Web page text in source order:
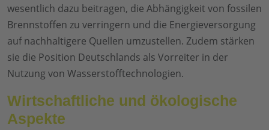
wesentlich dazu beitragen, die Abhängigkeit von fossilen
Brennstoffen zu verringern und die Energieversorgung
auf nachhaltigere Quellen umzustellen. Zudem stärken
sie die Position Deutschlands als Vorreiter in der
Nutzung von Wasserstofftechnologien.
Wirtschaftliche und ökologische
Aspekte